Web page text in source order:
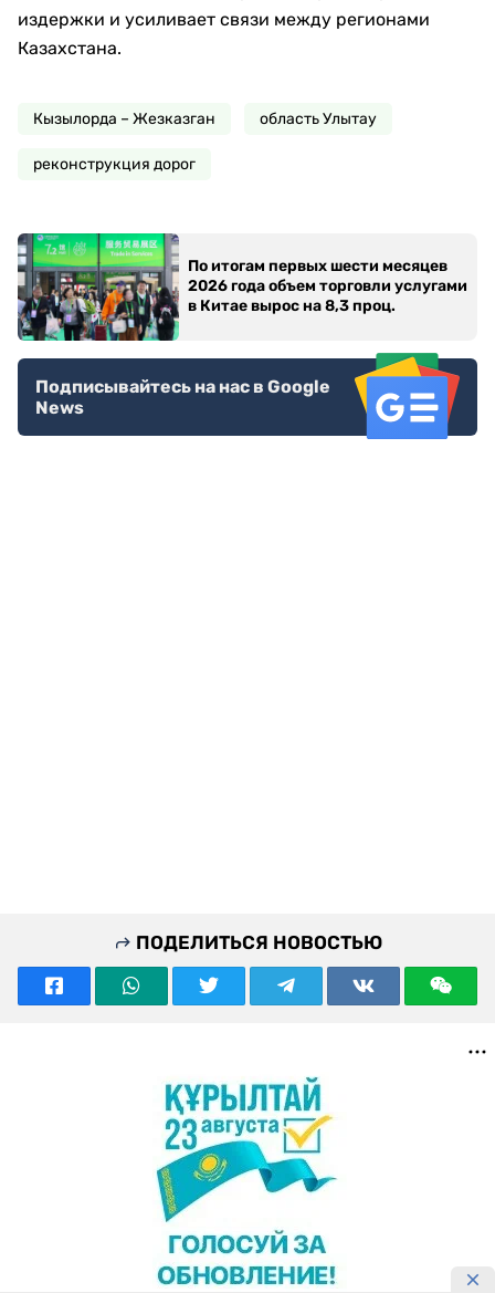
издержки и усиливает связи между регионами
Казахстана.
Кызылорда – Жезказган область Улытау
реконструкция дорог
По итогам первых шести месяцев
2026 года объем торговли услугами
в Китае вырос на 8,3 проц.
Подписывайтесь на нас в Google
News
ПОДЕЛИТЬСЯ НОВОСТЬЮ